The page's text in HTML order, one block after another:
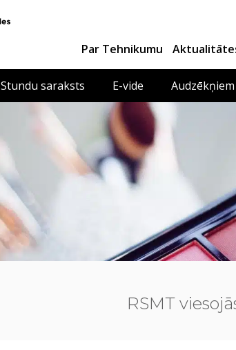
Par Tehnikumu
Stundu saraksts E-vide Audzēkņiem
RSMT